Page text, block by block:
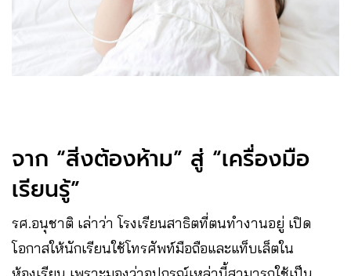
จาก “สิ่งต้องห้าม” สู่ “เครื่องมือ
เรียนรู้”
รศ.อนุชาติ เล่าว่า โรงเรียนสาธิตที่ตนทำงานอยู่ เปิด
โอกาสให้นักเรียนใช้โทรศัพท์มือถือและแท็บเล็ตใน